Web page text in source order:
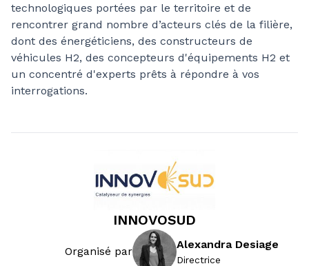
technologiques portées par le territoire et de
rencontrer grand nombre d’acteurs clés de la filière,
dont des énergéticiens, des constructeurs de
véhicules H2, des concepteurs d'équipements H2 et
un concentré d'experts prêts à répondre à vos
interrogations.
INNOVOSUD
Organisé par
Alexandra Desiage
Directrice